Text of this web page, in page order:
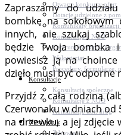
Otwarte konkursy ofert
Dotacje udzielone z
Komunikaty organizacji
Konsultacje z NGO
Centrum Wsparcia
Wolontariat
Procedury, formularze,
Konsultacje
Konsultacje społeczne
Konsultacje z NGO
Konsultacje dot. dróg
Niezbędnik
Zdrowie
Zapraszamy do
bombkę na sokołowym
innych, nie szukaj
będzie Twoja bombka
powiesisz ją na
dzieło musi być odporne
Przyjdź z całą rodziną
Czerwonaku w dniach
na drzewku, a jej zdjęcie